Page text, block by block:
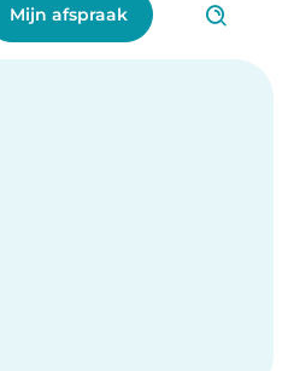
Mijn afspraak